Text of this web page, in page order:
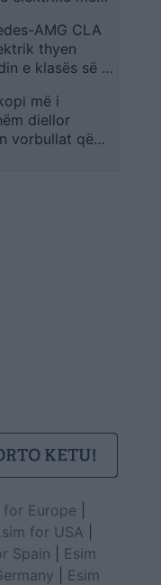
AMG CLA
thyen
e klasës së tij
më i
diellor
vorbullat që
for Europe
for USA
Spain
Esim
Esim